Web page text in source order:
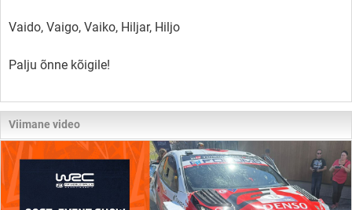
Vaido, Vaigo, Vaiko, Hiljar, Hiljo
Palju õnne kõigile!
Viimane video